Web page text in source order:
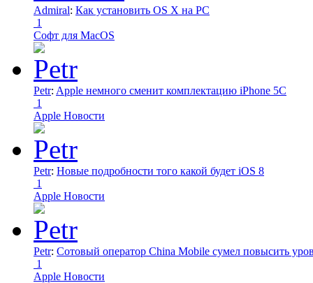
Admiral: Как установить OS X на PC
1
Софт для MacOS
Petr: Apple немного сменит комплектацию iPhone 5C
1
Apple Новости
Petr: Новые подробности того какой будет iOS 8
1
Apple Новости
Petr: Сотовый оператор China Mobile сумел повысить
1
Apple Новости